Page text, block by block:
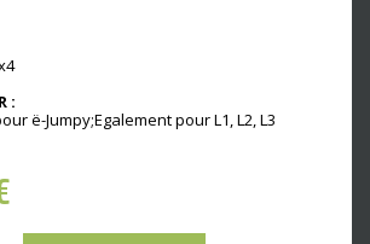
:
ë-Jumpy;Egalement pour L1, L2, L3